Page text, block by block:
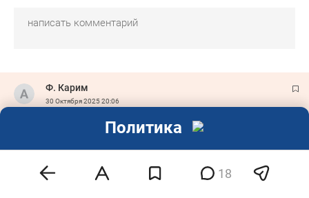
Ф. Карим
30 Октября 202520:06
Вот победят наши ребята на фронте и заживём. Работаем
18
Политика